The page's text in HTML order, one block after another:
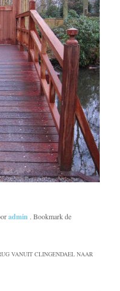
admin . Bookmark de
VANUIT CLINGENDAEL NAAR